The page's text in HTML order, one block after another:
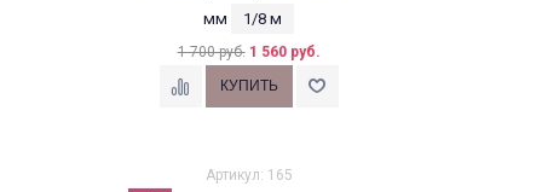
мм
1/8 м
1 700 руб. 1 560 руб.
Артикул: 165